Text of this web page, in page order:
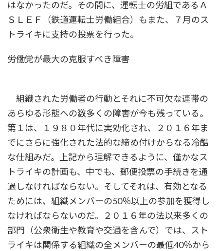
はなかったのだ。その間に、運転士の労組であるＡ
ＳＬＥＦ（鉄道運転士労働組合）もまた、７月のス
トライキに支持の投票を行った。
労働党が最大の克服すべき障害
組織された労働者の行動とそれに不可欠な連帯の
あらゆる形態への数多くの障害が今も残っている。
第１は、１９８０年代に実効化され、２０１６年ま
でにさらに強化された法的な締め付けからなる冷酷
な仕組みだ。上記から理解できるように、僅かなス
トライキの計画も、中でも、郵便投票の手続きを通
過しなければならない。そしてそれは、有効となる
ためには、組織メンバーの50％以上の参加を獲得し
なければならないのだ。２０１６年の法以来多くの
部門（公衆衛生や教育や交通を含んで）では、スト
ライキは関係する組織の全メンバーの最低40％から